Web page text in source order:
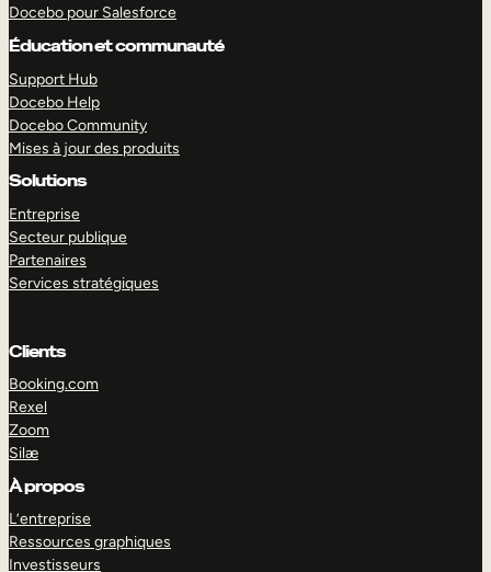
Docebo pour Salesforce
Éducation et communauté
Support Hub
Docebo Help
Docebo Community
Mises à jour des produits
Solutions
Entreprise
Secteur publique
Partenaires
Services stratégiques
Clients
Booking.com
Rexel
Zoom
Silæ
À propos
L’entreprise
Ressources graphiques
Investisseurs